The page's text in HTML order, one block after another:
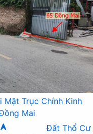
Trục Chính Kinh
Mai
Đất Thổ Cư